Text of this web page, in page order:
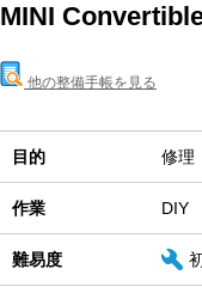
MINI
他の整備手帳を見る
目的 修理
作業 DIY
難易度